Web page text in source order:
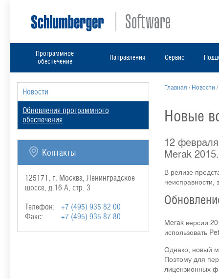
Программное
обеспечение
Направления Сервис
Новости
Обновления программного
обеспечения
Контакты
125171, г. Москва, Ленинградское
шоссе, д.16 А, стр. 3
Телефон:
+7 (495) 935 82 00
Факс:
+7 (495) 935 87 80
Главная /Новости /
Новые
12
Merak
В релизе
Merak версии
использовать
Однако, новый
Поэтому для
лицензионных